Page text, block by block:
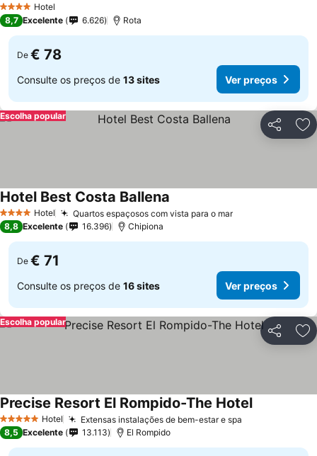
4 EstrelasHotel
8,7 Excelente 6.626 Rota
De € 78
Consulte os preços de 13 sites Ver preços
Partilhar
Escolha popular
4 EstrelasHotel Quartos espaçosos com vista para o mar
Hotel Best Costa Ballena
8,8 Excelente 16.396 Chipiona
De € 71
Consulte os preços de 16 sites Ver preços
Partilhar
Escolha popular
5 Estrelas Hotel Extensas instalações de bem-estar e spa
Precise Resort El Rompido-The Hotel
8,5 Excelente 13.113 El Rompido